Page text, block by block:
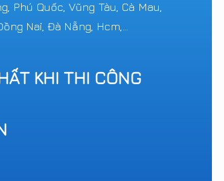
Phú Quốc, Vũng Tàu, Cà Mau,
Nai, Đà Nẵng, Hcm,...
KHI THI CÔNG